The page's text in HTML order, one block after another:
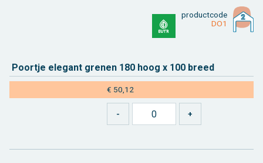
product­code
DO1
Poort­je ele­gant gre­nen 180 hoog x 100 breed
€ 50,12